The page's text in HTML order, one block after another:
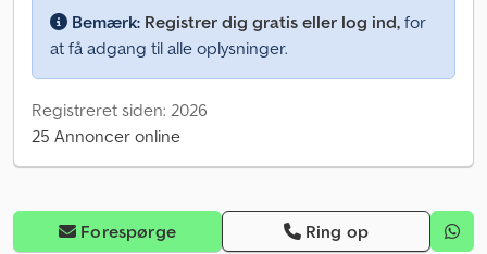
Bemærk: Registrer dig gratis eller log ind, for
at få adgang til alle oplysninger.
Registreret siden: 2026
25 Annoncer online
Forespørge Ring op